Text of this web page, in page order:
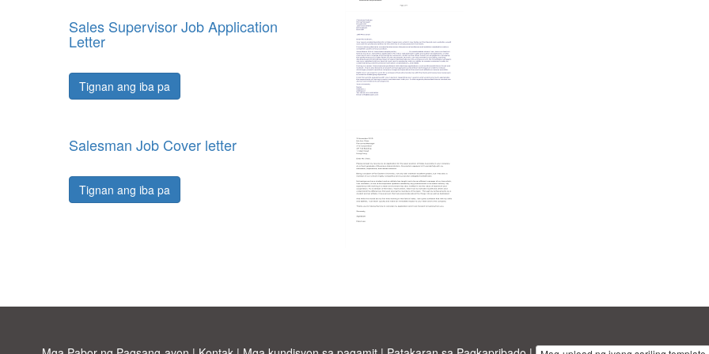
Sales Supervisor Job Application
Letter
Tignan ang iba pa
Salesman Job Cover letter
Tignan ang iba pa